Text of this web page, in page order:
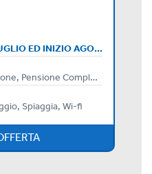
LAST MINUTE DI FINE LUGLIO ED INIZIO AGOSTO
All Inclusive, Mezza Pensione, Pensione Completa, Bed & Breakfast, Solo Pernottamento
Spiaggia, Wi-fi